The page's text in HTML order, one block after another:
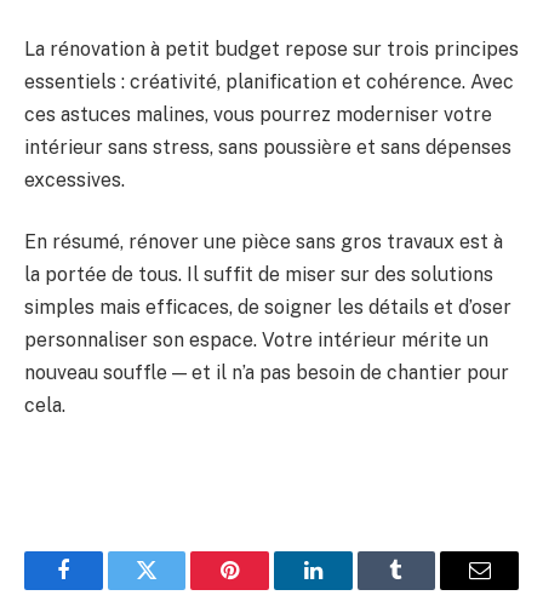
La rénovation à petit budget repose sur trois principes
essentiels : créativité, planification et cohérence. Avec
ces astuces malines, vous pourrez moderniser votre
intérieur sans stress, sans poussière et sans dépenses
excessives.
En résumé, rénover une pièce sans gros travaux est à
la portée de tous. Il suffit de miser sur des solutions
simples mais efficaces, de soigner les détails et d’oser
personnaliser son espace. Votre intérieur mérite un
nouveau souffle — et il n’a pas besoin de chantier pour
cela.
FacebookTwitter Pinterest LinkedInTumblr Email